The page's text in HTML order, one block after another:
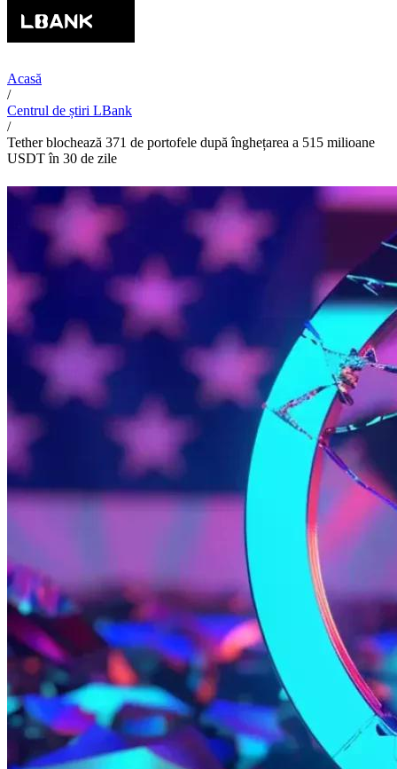
Acasă
/
Centrul de știri LBank
/
Tether blochează 371 de portofele după înghețarea a 515 milioane
USDT în 30 de zile